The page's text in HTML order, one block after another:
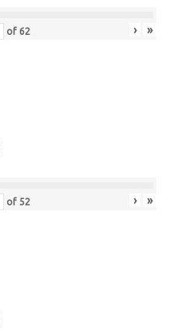
of 62 › »
of 52 › »